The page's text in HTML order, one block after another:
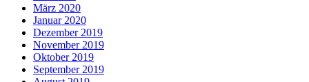
März 2020
Januar 2020
Dezember 2019
November 2019
Oktober 2019
September 2019